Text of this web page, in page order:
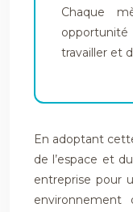
Chaque
opportunité
travailler et
En adoptant
de l’espace et
entreprise pour